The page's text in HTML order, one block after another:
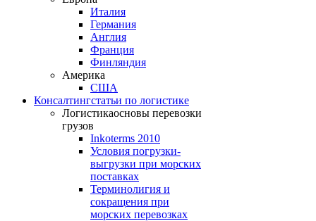
Италия
Германия
Англия
Франция
Финляндия
Америка
США
Консалтингстатьи по логистике
Логистикаосновы перевозки
грузов
Inkoterms 2010
Условия погрузки-
выгрузки при морских
поставках
Терминолигия и
сокращения при
морских перевозках